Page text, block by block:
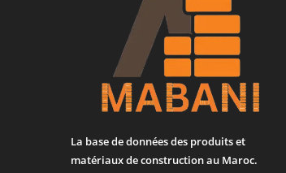
La base de données des produits et
matériaux de construction au Maroc.